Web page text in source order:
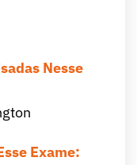
Nesse
Exame: